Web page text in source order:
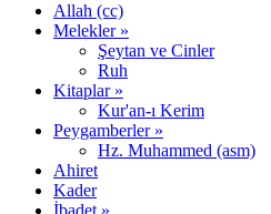
Allah (cc)
Melekler »
Şeytan ve Cinler
Ruh
Kitaplar »
Kur'an-ı Kerim
Peygamberler »
Hz. Muhammed (asm)
Ahiret
Kader
İbadet »